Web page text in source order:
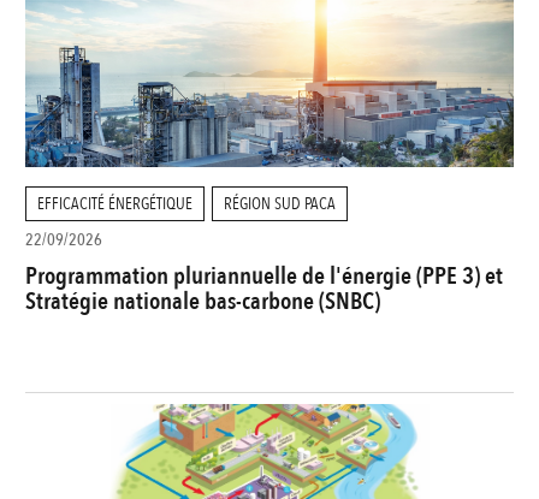
EFFICACITÉ ÉNERGÉTIQUE
RÉGION SUD PACA
22/09/2026
Programmation pluriannuelle de l'énergie (PPE 3) et
Stratégie nationale bas-carbone (SNBC)